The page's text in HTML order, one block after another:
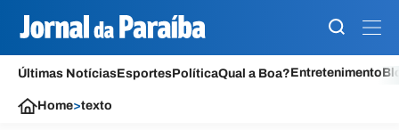
Últimas NotíciasEsportesPolíticaQual a Boa?Entretenimento
Home>texto